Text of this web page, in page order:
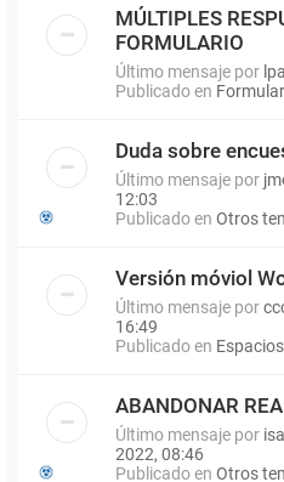
MÚLTIPLES
FORMULARIO
Último mensaje por
Publicado en
Duda sobre
Último mensaje por
12:03
Publicado en Otros
Versión móviol
Último mensaje por
16:49
Publicado en
ABANDONAR
Último mensaje por
2022, 08:46
Publicado en Otros